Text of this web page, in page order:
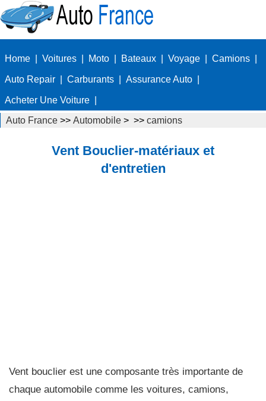
Home Voitures Moto Bateaux Voyage Camions
Auto Repair Carburants Assurance Auto
Acheter Une Voiture
Auto France >> Automobile > >> camions
Vent Bouclier-matériaux et
d'entretien
Vent bouclier est une composante très importante de
chaque automobile comme les voitures, camions,